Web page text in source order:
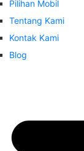
Pilihan Mobil
Tentang Kami
Kontak Kami
Blog